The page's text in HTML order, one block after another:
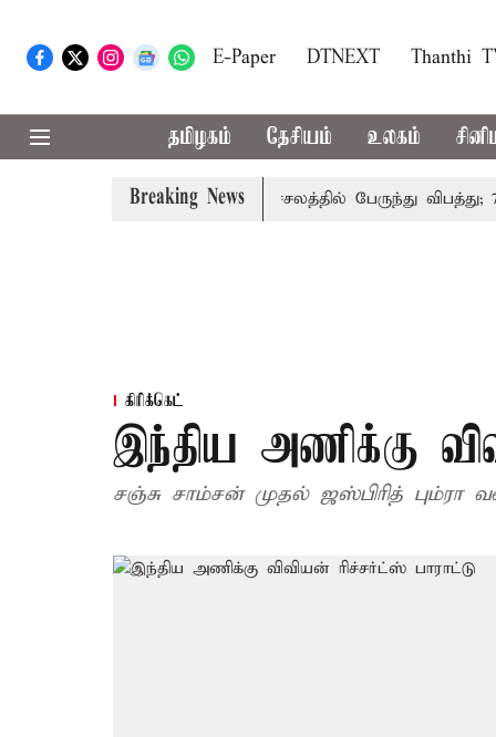
E-Paper DTNEXT Thanthi
தமிழகம் தேசியம் உலகம்
Breaking News
நிறுத்தம் இமாச்சலத்தில் பேருந்து விபத்து; 7
கிரிக்கெட்
இந்திய அணிக்கு
சஞ்சு சாம்சன் முதல் ஜஸ்பிரித்